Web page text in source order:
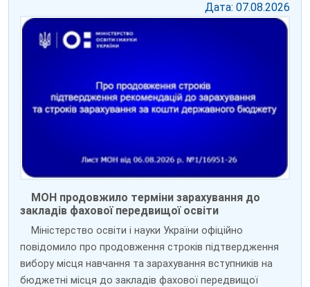
Дата: 07.08.2026
МОН продовжило терміни зарахування до
закладів фахової передвищої освіти
Міністерство освіти і науки України офіційно
повідомило про продовження строків підтвердження
вибору місця навчання та зарахування вступників на
бюджетні місця до закладів фахової передвищої